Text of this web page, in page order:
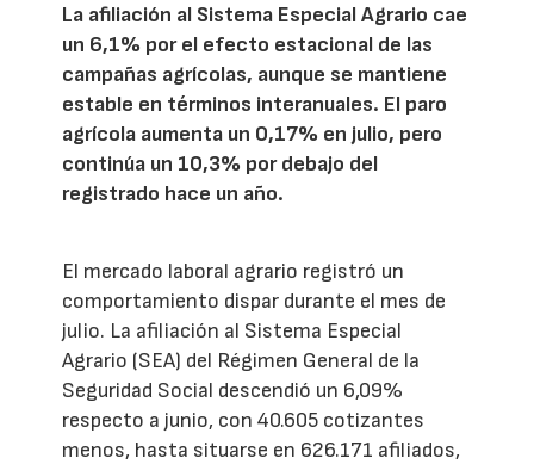
La afiliación al Sistema Especial Agrario cae
un 6,1% por el efecto estacional de las
campañas agrícolas, aunque se mantiene
estable en términos interanuales. El paro
agrícola aumenta un 0,17% en julio, pero
continúa un 10,3% por debajo del
registrado hace un año.
El mercado laboral agrario registró un
comportamiento dispar durante el mes de
julio. La afiliación al Sistema Especial
Agrario (SEA) del Régimen General de la
Seguridad Social descendió un 6,09%
respecto a junio, con 40.605 cotizantes
menos, hasta situarse en 626.171 afiliados,